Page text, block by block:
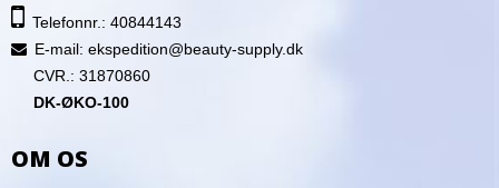
Telefonnr.: 40844143
E-mail: ekspedition@beauty-supply.dk
CVR.: 31870860
DK-ØKO-100
OM OS